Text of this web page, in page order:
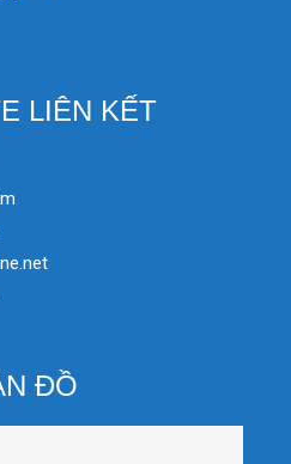
LIÊN KẾT
ĐỒ